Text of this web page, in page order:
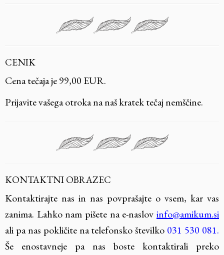
CENIK
Cena tečaja je 99,00 EUR.
Prijavite vašega otroka na naš kratek tečaj nemščine.
KONTAKTNI OBRAZEC
Kontaktirajte nas in nas povprašajte o vsem, kar vas
zanima. Lahko nam pišete na e-naslov info@amikum.si
ali pa nas pokličite na telefonsko številko 031 530 081.
Še enostavneje pa nas boste kontaktirali preko